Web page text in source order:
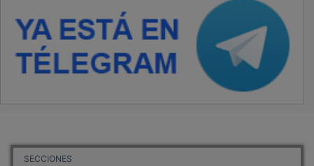
SECCIONES
Local